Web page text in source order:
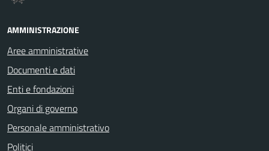
AMMINISTRAZIONE
Aree amministrative
Documenti e dati
Enti e fondazioni
Organi di governo
Personale amministrativo
Politici